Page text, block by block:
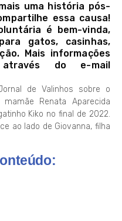
uma história pós-
essa causa!
é bem-vinda,
gatos, casinhas,
Mais informações
do e-mail
de Valinhos sobre o
Renata Aparecida
Kiko no final de 2022.
ao lado de Giovanna, filha